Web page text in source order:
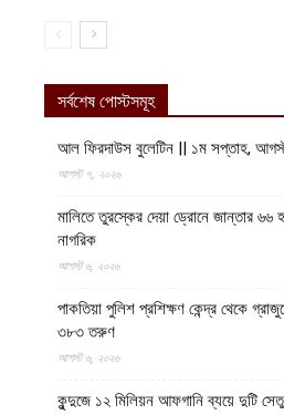
সর্বশেষ পোস্টসমূহ
আল ফিরদাউস বুলেটিন || ১ম সপ্তাহ,
আগস্ট ৭, ২০২৬
মালিতে তুরস্কের দেয়া ড্রোনে জান্তার ৬৬
নাগরিক
আগস্ট ৬, ২০২৬
পাকতিয়া পুলিশ প্রশিক্ষণ কেন্দ্র থেকে
৩৮৩ তরুণ
আগস্ট ৬, ২০২৬
কুন্দুজে ১২ মিলিয়ন আফগানি ব্যয়ে দুটি সেতু